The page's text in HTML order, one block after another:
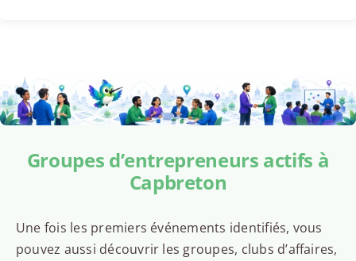
Groupes d’entrepreneurs actifs à
Capbreton
Une fois les premiers événements identifiés, vous
pouvez aussi découvrir les groupes, clubs d’affaires,